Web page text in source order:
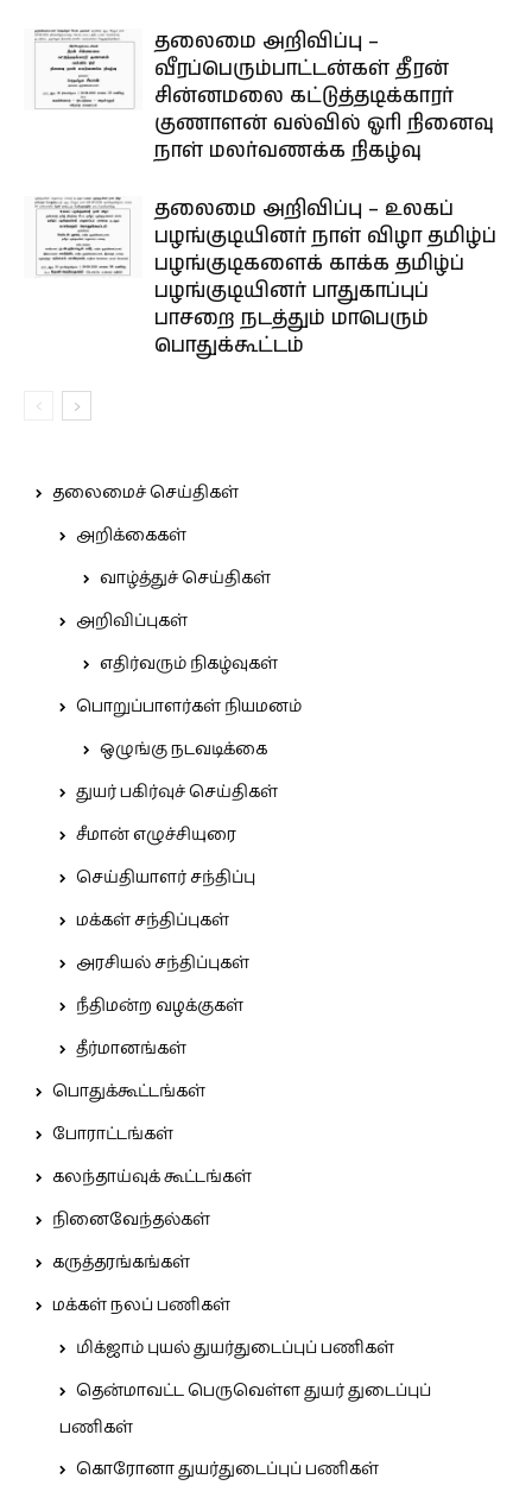
தலைமை அறிவிப்பு –
வீரப்பெரும்பாட்டன்கள் தீரன்
சின்னமலை கட்டுத்தடிக்காரர்
குணாளன் வல்வில் ஓரி நினைவு
நாள் மலர்வணக்க நிகழ்வு
தலைமை அறிவிப்பு – உலகப்
பழங்குடியினர் நாள் விழா தமிழ்ப்
பழங்குடிகளைக் காக்க தமிழ்ப்
பழங்குடியினர் பாதுகாப்புப்
பாசறை நடத்தும் மாபெரும்
பொதுக்கூட்டம்
தலைமைச் செய்திகள்
அறிக்கைகள்
வாழ்த்துச் செய்திகள்
அறிவிப்புகள்
எதிர்வரும் நிகழ்வுகள்
பொறுப்பாளர்கள் நியமனம்
ஒழுங்கு நடவடிக்கை
துயர் பகிர்வுச் செய்திகள்
சீமான் எழுச்சியுரை
செய்தியாளர் சந்திப்பு
மக்கள் சந்திப்புகள்
அரசியல் சந்திப்புகள்
நீதிமன்ற வழக்குகள்
தீர்மானங்கள்
பொதுக்கூட்டங்கள்
போராட்டங்கள்
கலந்தாய்வுக் கூட்டங்கள்
நினைவேந்தல்கள்
கருத்தரங்கங்கள்
மக்கள் நலப் பணிகள்
மிக்ஜாம் புயல் துயர்துடைப்புப் பணிகள்
தென்மாவட்ட பெருவெள்ள துயர் துடைப்புப்
பணிகள்
கொரோனா துயர்துடைப்புப் பணிகள்